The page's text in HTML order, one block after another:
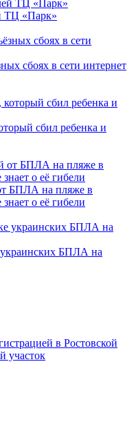
ТЦ «Парк»
сбоях в сети интернет
сбил ребенка и
БПЛА на пляже в
о её гибели
украинских БПЛА на
в Ростовской
участок